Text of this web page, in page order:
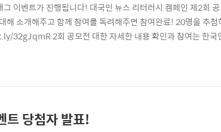
이벤트가 진행됩니다! 대국민 뉴스 리터러시 캠페인 제2회
소개해주고 함께 참여를 독려해주면 참여완료! 20명을 추첨
32gJqmR 2회 공모전 대한 자세한 내용 확인과 참여는 한국
라인 다운받기 ▶ http://bitly.kr/wSOz0Kmz1 ■ 문의 : 공모전
트 당첨자 발표!